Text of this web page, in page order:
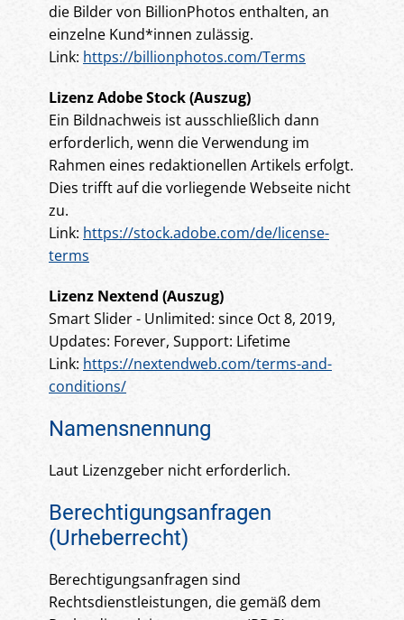
die Bilder von BillionPhotos enthalten, an
einzelne Kund*innen zulässig.
Link: https://billionphotos.com/Terms
Lizenz Adobe Stock (Auszug)
Ein Bildnachweis ist ausschließlich dann
erforderlich, wenn die Verwendung im
Rahmen eines redaktionellen Artikels erfolgt.
Dies trifft auf die vorliegende Webseite nicht
zu.
Link: https://stock.adobe.com/de/license-
terms
Lizenz Nextend (Auszug)
Smart Slider - Unlimited: since Oct 8, 2019,
Updates: Forever, Support: Lifetime
Link: https://nextendweb.com/terms-and-
conditions/
Namensnennung
Laut Lizenzgeber nicht erforderlich.
Berechtigungsanfragen
(Urheberrecht)
Berechtigungsanfragen sind
Rechtsdienstleistungen, die gemäß dem